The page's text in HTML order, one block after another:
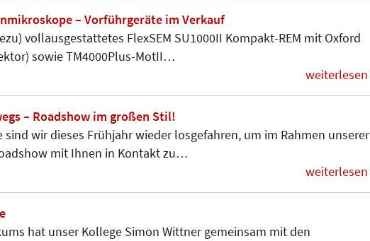
– Vorführgeräte im Verkauf
vollausgestattetes FlexSEM SU1000II Kompakt-REM mit Oxford
sowie TM4000Plus-MotII…
weiterlesen
– Roadshow im großen Stil!
sind wir dieses Frühjahr wieder losgefahren, um im Rahmen unserer
mit Ihnen in Kontakt zu…
weiterlesen
hat unser Kollege Simon Wittner gemeinsam mit den